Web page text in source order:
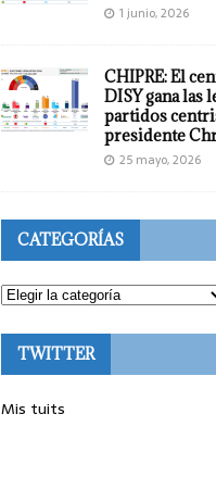
1 junio, 2026
CHIPRE: El
DISY gana las
partidos
presidente
25 mayo, 2026
CATEGORÍAS
TWITTER
Mis tuits